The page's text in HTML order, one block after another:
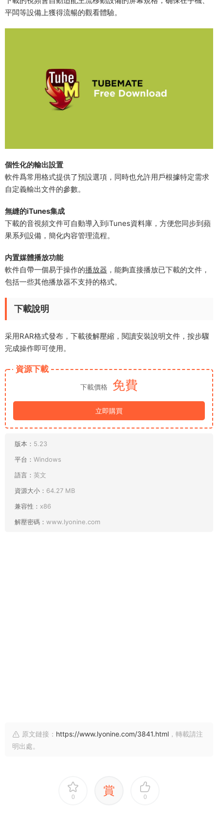
平闆等設備上獲得流暢的觀看體驗。
​個性化的輸出設置​
軟件爲常用格式提供了預設選項，同時也允許用戶根據特定需求
自定義輸出文件的參數。
​無縫的iTunes集成​
下載的音視頻文件可自動導入到iTunes資料庫，方便您同步到蘋
果系列設備，簡化内容管理流程。
​内置媒體播放功能​
軟件自帶一個易于操作的播放器 ，能夠直接播放已下載的文件，
包括一些其他播放器不支持的格式。
下載說明
采用RAR格式發布，下載後解壓縮，閱讀安裝說明文件，按步驟
完成操作即可使用。
資源下載
下載價格 免費
立即購買
版本： 5.23
平台： Windows
語言： 英文
資源大小： 64.27 MB
兼容性： x86
解壓密碼： www.lyonine.com
原文鏈接： https://www.lyonine.com/3841.html ，轉載請注
明出處。
0 賞 0